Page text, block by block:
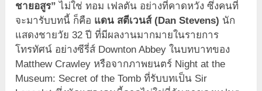
ชายอสูร” ไม่ใช่ ทอม เฟลตัน อย่างที่คาดหวัง ซึ่งคนที่
จะมารับบทนี้ ก็คือ แดน สตีเวนส์ (Dan Stevens) นัก
แสดงชายวัย 32 ปี ที่มีผลงานมากมายในรายการ
โทรทัศน์ อย่างซีรี่ส์ Downton Abbey ในบทบาทของ
Matthew Crawley หรือจากภาพยนตร์ Night at the
Museum: Secret of the Tomb ที่รับบทเป็น Sir